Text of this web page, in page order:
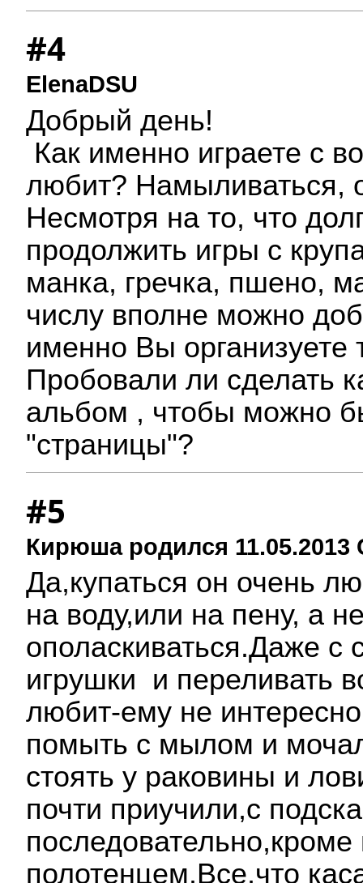
#4
ElenaDSU
Добрый день!
Как именно играете с
любит? Намыливаться,
Несмотря на то, что
продолжить игры с
манка, гречка, пшено,
числу вполне можно
именно Вы организуете
Пробовали ли сделать
альбом , чтобы можно
"страницы"?
#5
Кирюша родился 11.05.2013
Да,купаться он очень
на воду,или на пену, а
ополаскиваться.Даже с
игрушки и переливать
любит-ему не
помыть с мылом и
стоять у раковины и
почти приучили,с
полотенцем.Все,что